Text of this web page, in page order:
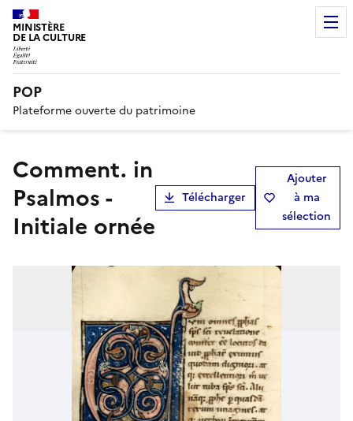
MINISTÈRE
DE LA CULTURE
POP
Plateforme ouverte du patrimoine
Comment. in
Psalmos -
Initiale ornée
Télécharger
Ajouter
à ma
sélection